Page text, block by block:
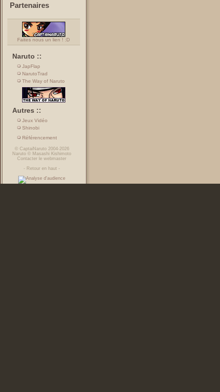
Partenaires
Faites nous un lien ! :D
Naruto ::
JapFlap
NarutoTrad
The Way of Naruto
Autres ::
Jeux Vidéo
Shinobi
Référencement
© CaptaiNaruto2004-2026
Naruto © Masashi Kishimoto
Contacter le webmaster
- Retour en haut -